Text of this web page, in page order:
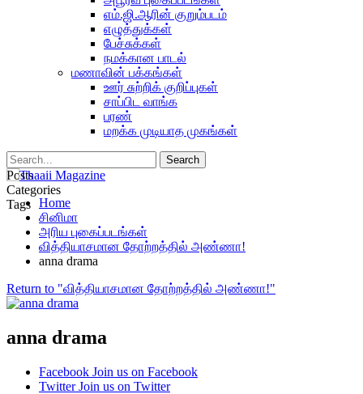
எம்.ஜி.ஆரின் குறும்படம்
எழுத்துக்கள்
பேச்சுக்கள்
நமக்கான பாடல்
மணாவின் பக்கங்கள்
ஊர் சுற்றிக் குறிப்புகள்
சாப்பிட வாங்க
பரண்
மறக்க முடியாத முகங்கள்
Posts
Categories
Tags Home
சினிமா
அரிய புகைப்படங்கள்
வித்தியாசமான தோற்றத்தில் அண்ணா!
anna drama
Return to "வித்தியாசமான தோற்றத்தில் அண்ணா!"
anna drama
Facebook Join us on Facebook
Twitter Join us on Twitter